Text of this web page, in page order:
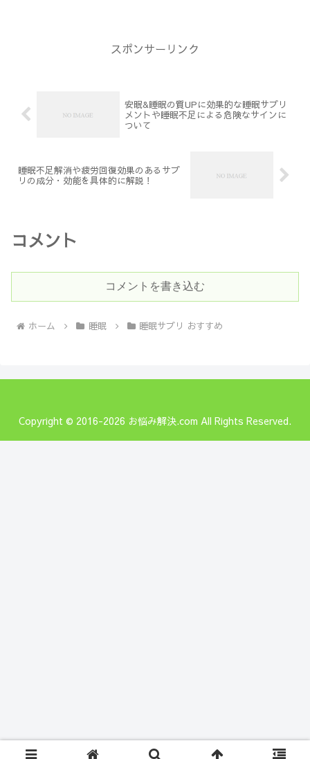
スポンサーリンク
安眠&睡眠の質UPに効果的な睡眠サプリ
メントや睡眠不足による危険なサインに
ついて
睡眠不足解消や疲労回復効果のあるサプ
リの成分・効能を具体的に解説！
コメント
コメントを書き込む
ホーム 睡眠 睡眠サプリ おすすめ
Copyright © 2016-2026 お悩み解決.com All Rights Reserved.